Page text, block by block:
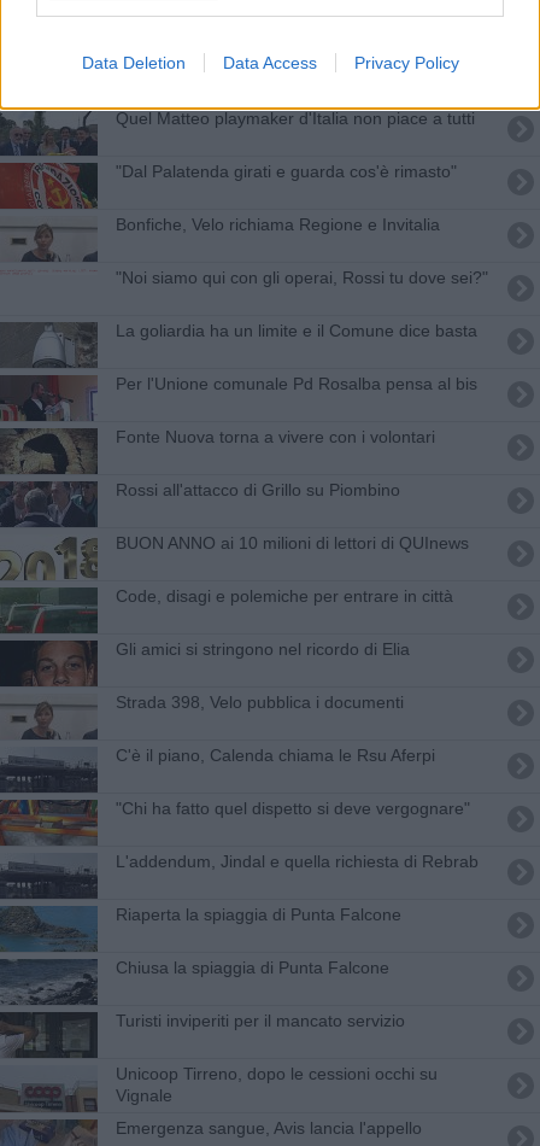
Data Deletion Data Access Privacy Policy
Tognoni conferma le voci per il circolo 8 marzo
La candidatura della Maestrini alla guida del Pd
Quel Matteo playmaker d'Italia non piace a tutti
"Dal Palatenda girati e guarda cos'è rimasto"
Bonfiche, Velo richiama Regione e Invitalia
"Noi siamo qui con gli operai, Rossi tu dove sei?"
La goliardia ha un limite e il Comune dice basta
Per l'Unione comunale Pd Rosalba pensa al bis
Fonte Nuova torna a vivere con i volontari
Rossi all'attacco di Grillo su Piombino
BUON ANNO ai 10 milioni di lettori di QUInews
Code, disagi e polemiche per entrare in città
Gli amici si stringono nel ricordo di Elia
Strada 398, Velo pubblica i documenti
C'è il piano, Calenda chiama le Rsu Aferpi
"Chi ha fatto quel dispetto si deve vergognare"
L'addendum, Jindal e quella richiesta di Rebrab
Riaperta la spiaggia di Punta Falcone
Chiusa la spiaggia di Punta Falcone
Turisti inviperiti per il mancato servizio
Unicoop Tirreno, dopo le cessioni occhi su
Vignale
Emergenza sangue, Avis lancia l'appello